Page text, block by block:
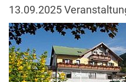
13.09.2025